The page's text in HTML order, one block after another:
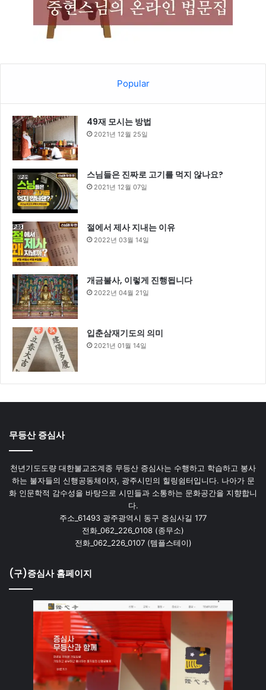
Popular
49재 모시는 방법
2021년 12월 25일
스님들은 진짜로 고기를 먹지 않나요?
2021년 12월 07일
절에서 제사 지내는 이유
2022년 03월 14일
개금불사, 이렇게 진행됩니다
2022년 04월 21일
입춘삼재기도의 의미
2021년 01월 14일
무등산 증심사
천년기도도량 대한불교조계종 무등산 증심사는 수행하고 학습하고 봉사
하는 불자들의 신행공동체이자, 광주시민의 힐링쉼터입니다. 나아가 문
화 인문학적 감수성을 바탕으로 시민들과 소통하는 문화공간을 지향합니
다.
주소_61493 광주광역시 동구 증심사길 177
전화_062_226_0108 (종무소)
전화_062_226_0107 (템플스테이)
(구)증심사 홈페이지